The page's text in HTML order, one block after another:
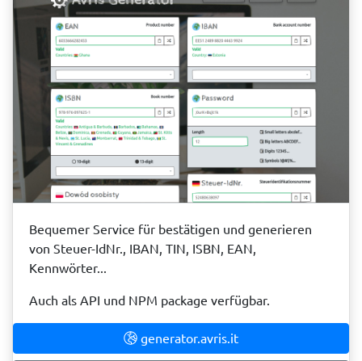
Bequemer Service für bestätigen und generieren
von Steuer-IdNr., IBAN, TIN, ISBN, EAN,
Kennwörter...
Auch als API und NPM package verfügbar.
generator.avris.it